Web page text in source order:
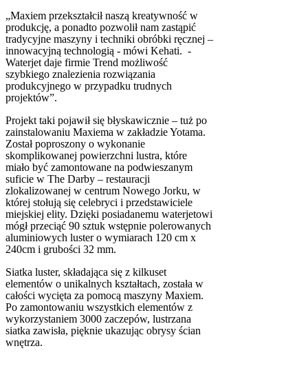
„Maxiem przekształcił naszą kreatywność w
produkcję, a ponadto pozwolił nam zastąpić
tradycyjne maszyny i techniki obróbki ręcznej –
innowacyjną technologią - mówi Kehati. -
Waterjet daje firmie Trend możliwość
szybkiego znalezienia rozwiązania
produkcyjnego w przypadku trudnych
projektów”.
Projekt taki pojawił się błyskawicznie – tuż po
zainstalowaniu Maxiema w zakładzie Yotama.
Został poproszony o wykonanie
skomplikowanej powierzchni lustra, które
miało być zamontowane na podwieszanym
suficie w The Darby – restauracji
zlokalizowanej w centrum Nowego Jorku, w
której stołują się celebryci i przedstawiciele
miejskiej elity. Dzięki posiadanemu waterjetowi
mógł przeciąć 90 sztuk wstępnie polerowanych
aluminiowych luster o wymiarach 120 cm x
240cm i grubości 32 mm.
Siatka luster, składająca się z kilkuset
elementów o unikalnych kształtach, została w
całości wycięta za pomocą maszyny Maxiem.
Po zamontowaniu wszystkich elementów z
wykorzystaniem 3000 zaczepów, lustrzana
siatka zawisła, pięknie ukazując obrysy ścian
wnętrza.